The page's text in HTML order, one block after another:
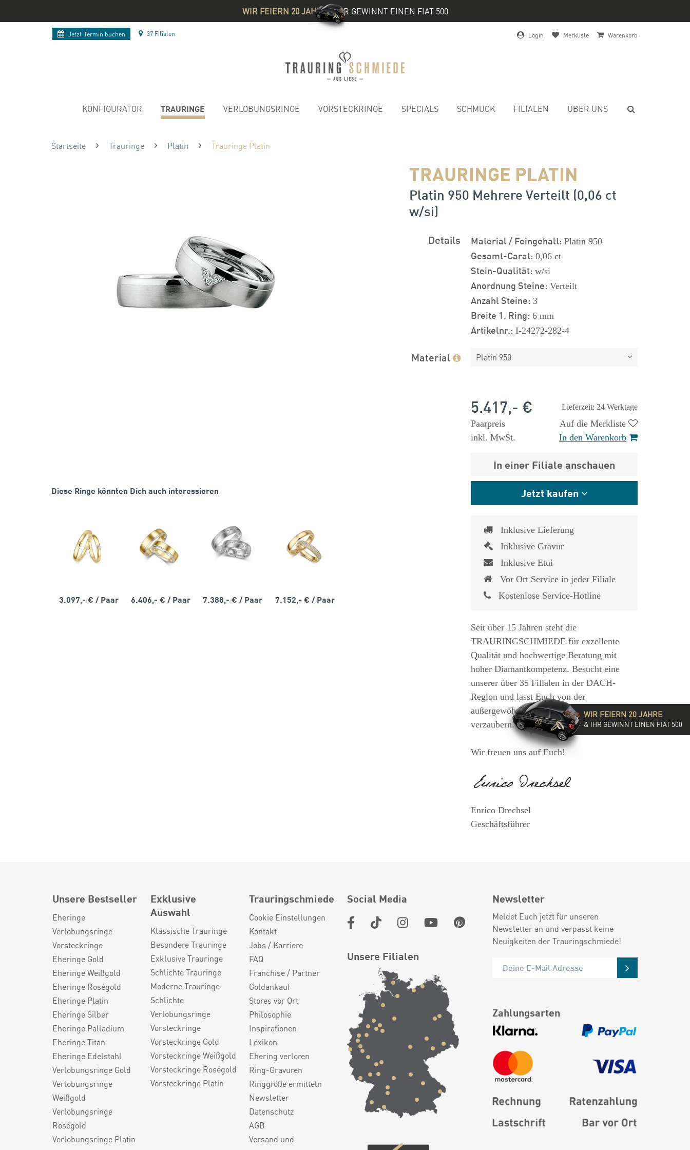
WIR FEIERN 20 JAHRE& IHR GEWINNT EINEN FIAT 500
Jetzt Termin buchen 37 Filialen Login Merkliste Warenkorb
KONFIGURATOR TRAURINGE VERLOBUNGSRINGE VORSTECKRINGE SPECIALS SCHMUCK FILIALEN ÜBER UNS
Startseite Trauringe Platin Trauringe Platin
TRAURINGE PLATIN
Platin 950 Mehrere Verteilt (0,06 ct
w/si)
Diese Ringe könnten Dich auch interessieren
3.097,- € / Paar 6.406,- €/ Paar 7.388,- €/ Paar 7.152,- € / Paar
Details Material / Feingehalt: Platin 950
Gesamt-Carat: 0,06 ct
Stein-Qualität: w/si
Anordnung Steine: Verteilt
Anzahl Steine: 3
Breite 1. Ring: 6 mm
Artikelnr.: I-24272-282-4
Material Platin 950
Lieferzeit: 24 Werktage
5.417,- €
Paarpreis
inkl. MwSt.
Auf die Merkliste
In den Warenkorb
In einer Filiale anschauen
Jetzt kaufen
Inklusive Lieferung
Inklusive Gravur
Inklusive Etui
Vor Ort Service in jeder Filiale
Kostenlose Service-Hotline
Seit über 15 Jahren steht die
TRAURINGSCHMIEDE für exzellente
Qualität und hochwertige Beratung mit
hoher Diamantkompetenz. Besucht eine
unserer über 35 Filialen in der DACH-
Region und lasst Euch von der
außergewöhnlichen Vielfalt unserer Ringe
verzaubern.
Wir freuen uns auf Euch!
Enrico Drechsel
Geschäftsführer
Unsere Bestseller
Eheringe
Verlobungsringe
Vorsteckringe
Eheringe Gold
Eheringe Weißgold
Eheringe Roségold
Eheringe Platin
Eheringe Silber
Eheringe Palladium
Eheringe Titan
Eheringe Edelstahl
Verlobungsringe Gold
Verlobungsringe
Weißgold
Verlobungsringe
Roségold
Verlobungsringe Platin
Exklusive
Auswahl
Klassische Trauringe
Besondere Trauringe
Exklusive Trauringe
Schlichte Trauringe
Moderne Trauringe
Schlichte
Verlobungsringe
Vorsteckringe
Vorsteckringe Gold
Vorsteckringe Weißgold
Vorsteckringe Roségold
Vorsteckringe Platin
Trauringschmiede
Cookie Einstellungen
Kontakt
Jobs / Karriere
FAQ
Franchise / Partner
Goldankauf
Stores vor Ort
Philosophie
Inspirationen
Lexikon
Ehering verloren
Ring-Gravuren
Ringgröße ermitteln
Newsletter
Datenschutz
AGB
Versand und
Social Media
Unsere Filialen
Newsletter
Meldet Euch jetzt für unseren
Newsletter an und verpasst keine
Neuigkeiten der Trauringschmiede!
Zahlungsarten
WIR FEIERN 20 JAHRE
& IHR GEWINNT EINEN FIAT 500